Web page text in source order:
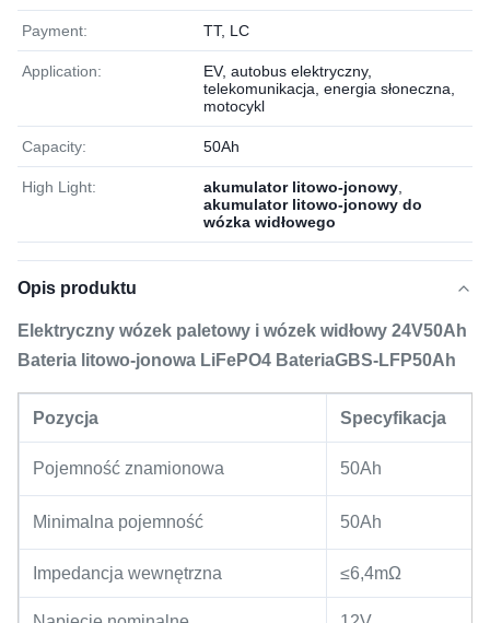
Payment: TT, LC
Application:
EV, autobus elektryczny,
telekomunikacja, energia słoneczna,
motocykl
Capacity: 50Ah
High Light: akumulator litowo-jonowy
akumulator litowo-jonowy do
wózka widłowego
Opis produktu
Elektryczny wózek paletowy i wózek widłowy 24V50Ah
Bateria litowo-jonowa LiFePO4 BateriaGBS-LFP50Ah
Pozycja Specyfikacja
Pojemność znamionowa 50Ah
Minimalna pojemność 50Ah
Impedancja wewnętrzna ≤6,4mΩ